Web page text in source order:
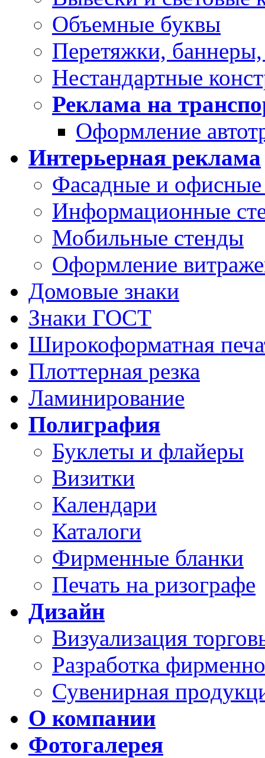
Объемные буквы
Перетяжки,
Нестандартные
Реклама на
Оформление
Интерьерная реклама
Фасадные и офисные
Информационные
Мобильные стенды
Оформление
Домовые знаки
Знаки ГОСТ
Широкоформатная
Плоттерная резка
Ламинирование
Полиграфия
Буклеты и флайеры
Визитки
Календари
Каталоги
Фирменные бланки
Печать на ризографе
Дизайн
Визуализация
Разработка
Сувенирная
О компании
Фотогалерея